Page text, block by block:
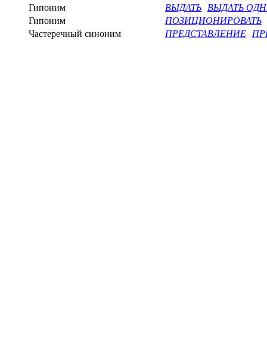
Гипоним
ВЫДАТЬ
ВЫДАТЬ
Гипоним
ПОЗИЦИОНИРОВАТЬ
Частеречный синоним
ПРЕДСТАВЛЕНИЕ